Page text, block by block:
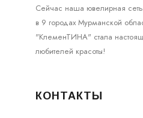
Сейчас наша ювелирная
в 9 городах Мурманской
"КлеменТИНА" стала
любителей красоты!
КОНТАКТЫ